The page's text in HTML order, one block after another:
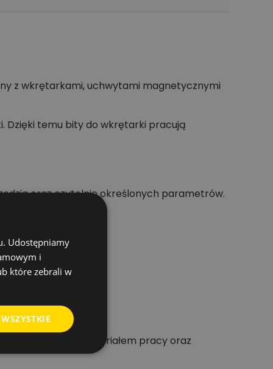
z wkrętarkami, uchwytami magnetycznymi
Dzięki temu bity do wkrętarki pracują
oraz czytelnie określonych parametrów.
mocowania, materiałem pracy oraz
Udostępniamy
i
które zebrali w